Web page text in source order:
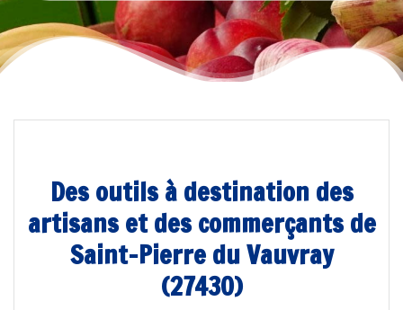
Des outils à destination des
artisans et des commerçants de
Saint-Pierre du Vauvray
(27430)